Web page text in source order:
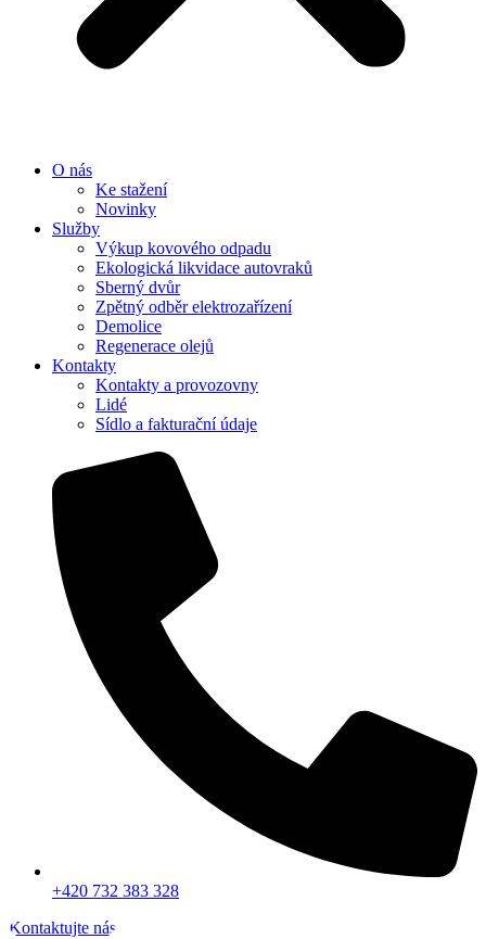
O nás
Ke stažení
Novinky
Služby
Výkup kovového odpadu
Ekologická likvidace autovraků
Sberný dvůr
Zpětný odběr elektrozařízení
Demolice
Regenerace olejů
Kontakty
Kontakty a provozovny
Lidé
Sídlo a fakturační údaje
+420 732 383 328
Kontaktujte nás